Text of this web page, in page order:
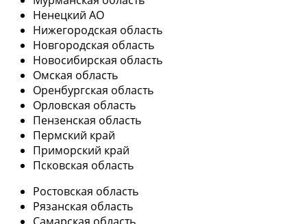
Ненецкий АО
Нижегородская область
Новгородская область
Новосибирская область
Омская область
Оренбургская область
Орловская область
Пензенская область
Пермский край
Приморский край
Псковская область
Ростовская область
Рязанская область